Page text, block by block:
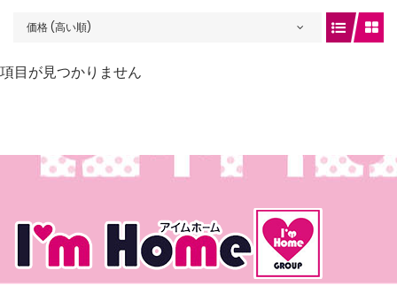
価格 (高い順)
項目が見つかりません
top-